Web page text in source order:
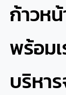
ก้าวห
พร้อม
บริหา